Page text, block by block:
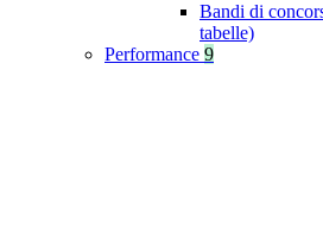
Bandi di
tabelle)
Performance 9